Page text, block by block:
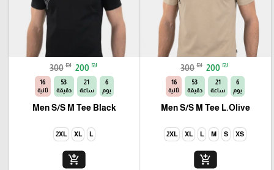
300 ₪ 200 ₪
6
يوم
21
ساعة
53
دقيقة
14
ثانية
Men S/S M Tee L.Olive
XS
S
M
L
XL
2XL
add_shopping_cart
300 ₪ 200 ₪
6
يوم
21
ساعة
53
دقيقة
14
ثانية
Men S/S M Tee Black
L
XL
2XL
add_shopping_cart